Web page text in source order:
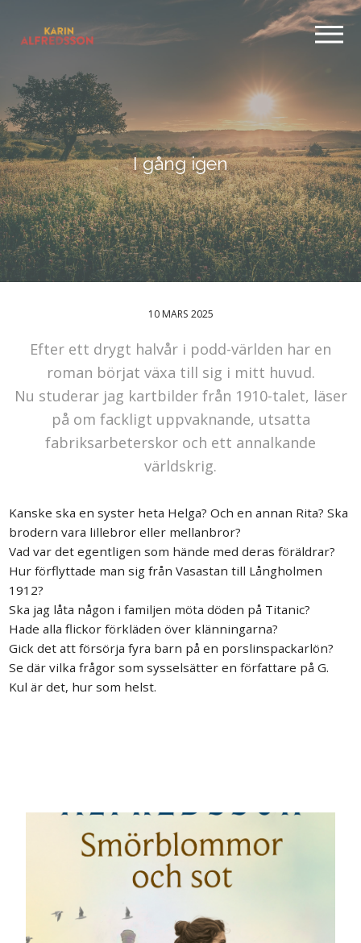
I gång igen
10 MARS 2025
Efter ett drygt halvår i podd-världen har en
roman börjat växa till sig i mitt huvud.
Nu studerar jag kartbilder från 1910-talet, läser
på om fackligt uppvaknande, utsatta
fabriksarbeterskor och ett annalkande
världskrig.
Kanske ska en syster heta Helga? Och en annan Rita? Ska
brodern vara lillebror eller mellanbror?
Vad var det egentligen som hände med deras föräldrar?
Hur förflyttade man sig från Vasastan till Långholmen
1912?
Ska jag låta någon i familjen möta döden på Titanic?
Hade alla flickor förkläden över klänningarna?
Gick det att försörja fyra barn på en porslinspackarlön?
Se där vilka frågor som sysselsätter en författare på G.
Kul är det, hur som helst.